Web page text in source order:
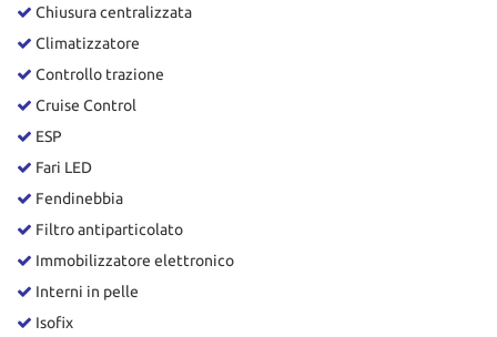
Chiusura centralizzata
Climatizzatore
Controllo trazione
Cruise Control
ESP
Fari LED
Fendinebbia
Filtro antiparticolato
Immobilizzatore elettronico
Interni in pelle
Isofix